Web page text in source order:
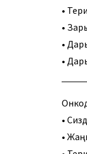
•
•
•
•
•
•